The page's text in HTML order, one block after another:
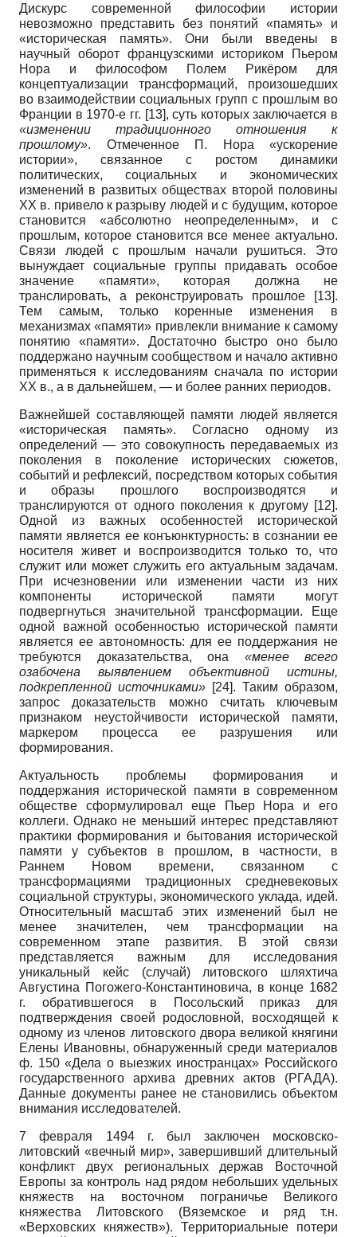
Дискурс современной философии истории
невозможно представить без понятий «память» и
«историческая память». Они были введены в
научный оборот французскими историком Пьером
Нора и философом Полем Рикёром для
концептуализации трансформаций, произошедших
во взаимодействии социальных групп с прошлым во
Франции в 1970-е гг. [13], суть которых заключается в
«изменении традиционного отношения к
прошлому». Отмеченное П. Нора «ускорение
истории», связанное с ростом динамики
политических, социальных и экономических
изменений в развитых обществах второй половины
XX в. привело к разрыву людей и с будущим, которое
становится «абсолютно неопределенным», и с
прошлым, которое становится все менее актуально.
Связи людей с прошлым начали рушиться. Это
вынуждает социальные группы придавать особое
значение «памяти», которая должна не
транслировать, а реконструировать прошлое
[13].
Тем самым, только коренные изменения в
механизмах «памяти» привлекли внимание к самому
понятию «памяти». Достаточно быстро оно было
поддержано научным сообществом и начало активно
применяться к исследованиям сначала по истории
XX в., а в дальнейшем, — и более ранних периодов.
Важнейшей составляющей памяти людей является
«историческая память». Согласно одному из
определений — это совокупность передаваемых из
поколения в поколение исторических сюжетов,
событий и рефлексий, посредством которых события
и образы прошлого воспроизводятся и
транслируются от одного поколения к другому [12].
Одной из важных особенностей исторической
памяти является ее конъюнктурность: в сознании ее
носителя живет и воспроизводится только то, что
служит или может служить его актуальным задачам.
При исчезновении или изменении части из них
компоненты исторической памяти могут
подвергнуться значительной трансформации. Еще
одной важной особенностью исторической памяти
является ее автономность: для ее поддержания не
требуются доказательства, она «менее всего
озабочена выявлением объективной истины,
подкрепленной источниками» [24]. Таким образом,
запрос доказательств можно считать ключевым
признаком неустойчивости исторической памяти,
маркером процесса ее разрушения или
формирования.
Актуальность проблемы формирования и
поддержания исторической памяти в современном
обществе сформулировал еще Пьер Нора и его
коллеги. Однако не меньший интерес представляют
практики формирования и бытования исторической
памяти у субъектов в прошлом, в частности, в
Раннем Новом времени, связанном с
трансформациями традиционных средневековых
социальной структуры, экономического уклада, идей.
Относительный масштаб этих изменений был не
менее значителен, чем трансформации на
современном этапе развития. В этой связи
представляется важным для исследования
уникальный кейс (случай) литовского шляхтича
Августина Погожего-Константиновича, в конце 1682
г. обратившегося в Посольский приказ для
подтверждения своей родословной, восходящей к
одному из членов литовского двора великой княгини
Елены Ивановны, обнаруженный среди материалов
ф. 150 «Дела о выезжих иностранцах» Российского
государственного архива древних актов (РГАДА).
Данные документы ранее не становились объектом
внимания исследователей.
7 февраля 1494 г. был заключен московско-
литовский «вечный мир», завершивший длительный
конфликт двух региональных держав Восточной
Европы за контроль над рядом небольших удельных
княжеств на восточном пограничье Великого
княжества Литовского (Вяземское и ряд т.н.
«Верховских княжеств»). Территориальные потери